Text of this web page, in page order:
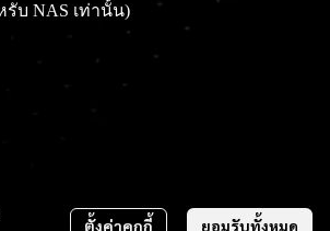
ตั้งค่าคุกกี้ ยอมรับทั้งหมด
รับ NAS เท่านั้น)